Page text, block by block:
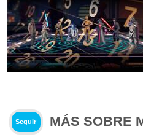
Seguir
MÁS SOBRE